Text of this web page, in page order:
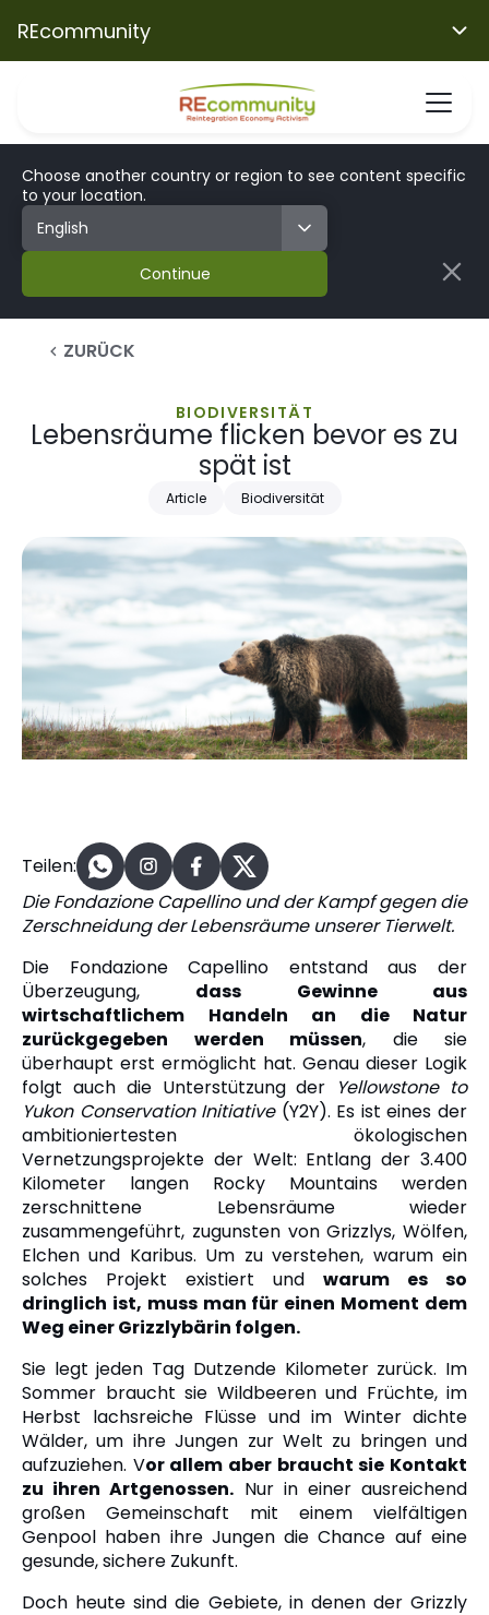
REcommunity
Choose another country or region to see content specific
to your location.
Continue
ZURÜCK
BIODIVERSITÄT
Lebensräume flicken bevor es zu
spät ist
Article Biodiversität
Teilen:
Die Fondazione Capellino und der Kampf gegen die
Zerschneidung der Lebensräume unserer Tierwelt.
Die Fondazione Capellino entstand aus der
Überzeugung, dass Gewinne aus
wirtschaftlichem Handeln an die Natur
zurückgegeben werden müssen, die sie
überhaupt erst ermöglicht hat. Genau dieser Logik
folgt auch die Unterstützung der Yellowstone to
Yukon Conservation Initiative(Y2Y). Es ist eines der
ambitioniertesten ökologischen
Vernetzungsprojekte der Welt: Entlang der 3.400
Kilometer langen Rocky Mountains werden
zerschnittene Lebensräume wieder
zusammengeführt, zugunsten von Grizzlys, Wölfen,
Elchen und Karibus. Um zu verstehen, warum ein
solches Projekt existiert und warum es so
dringlich ist, muss man für einen Moment dem
Weg einer Grizzlybärin folgen.
Sie legt jeden Tag Dutzende Kilometer zurück. Im
Sommer braucht sie Wildbeeren und Früchte, im
Herbst lachsreiche Flüsse und im Winter dichte
Wälder, um ihre Jungen zur Welt zu bringen und
aufzuziehen. Vor allem aber braucht sie Kontakt
zu ihren Artgenossen. Nur in einer ausreichend
großen Gemeinschaft mit einem vielfältigen
Genpool haben ihre Jungen die Chance auf eine
gesunde, sichere Zukunft.
Doch heute sind die Gebiete, in denen der Grizzly